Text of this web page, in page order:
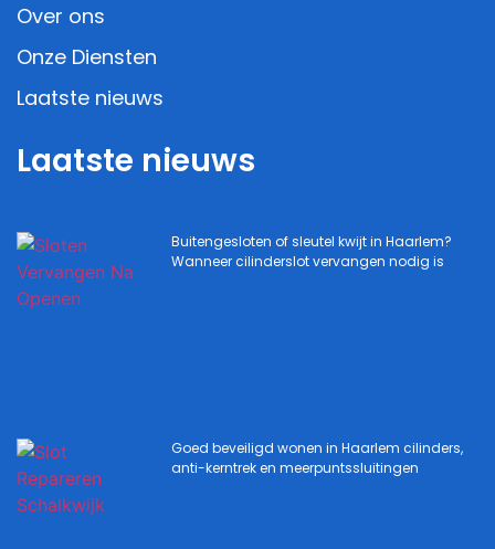
Over ons
Onze Diensten
Laatste nieuws
Laatste nieuws
Buitengesloten of sleutel kwijt in Haarlem?
Wanneer cilinderslot vervangen nodig is
Goed beveiligd wonen in Haarlem cilinders,
anti-kerntrek en meerpuntssluitingen